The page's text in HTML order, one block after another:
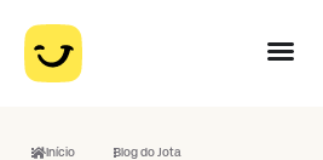
Início Blog do Jota